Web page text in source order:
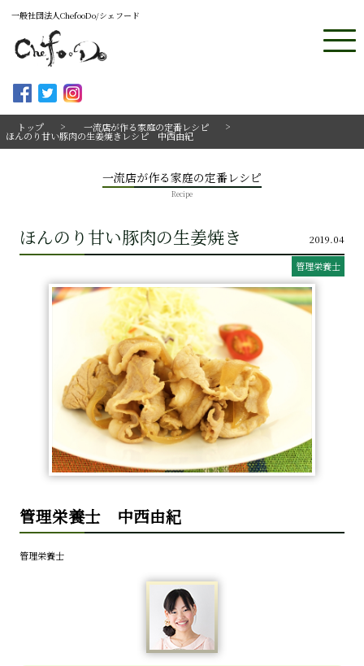
一般社団法人ChefooDo/シェフード
トップ 一流店が作る家庭の定番レシピ
ほんのり甘い豚肉の生姜焼きレシピ 中西由紀
一流店が作る家庭の定番レシピ
Recipe
ほんのり甘い豚肉の生姜焼き 2019.04
管理栄養士
管理栄養士 中西由紀
管理栄養士